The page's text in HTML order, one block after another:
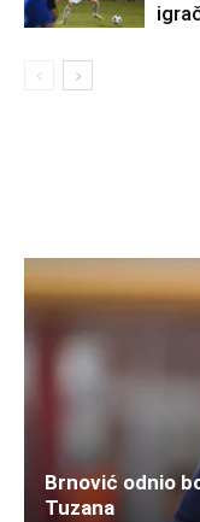
Brnović odnio
Tuzana